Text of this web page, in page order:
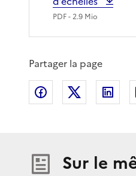
PDF- 2.9 Mio
Partager la page
Partager surPartager
Sur le